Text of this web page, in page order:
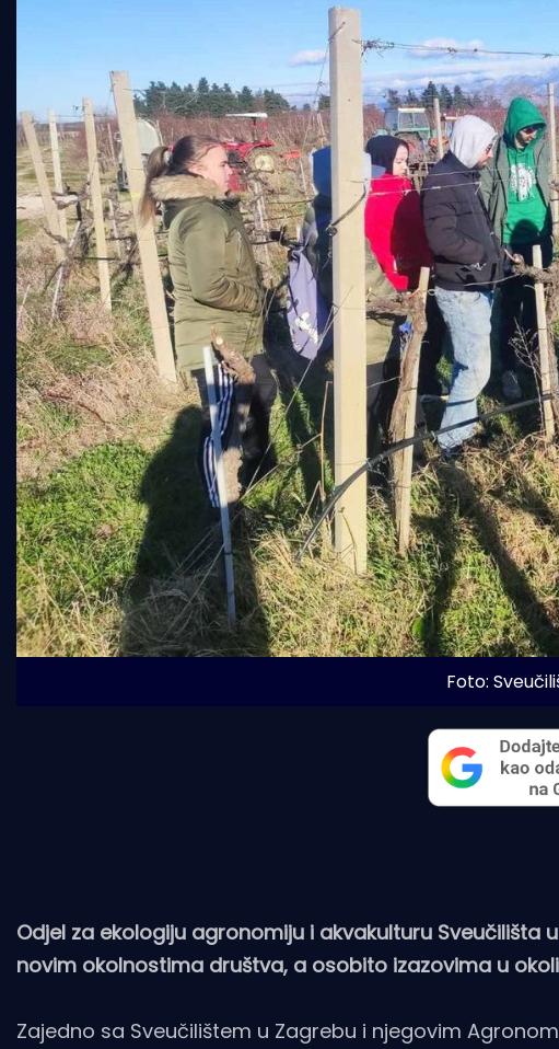
Foto:
Odjel za ekologiju agronomiju i akvakulturu
novim okolnostima društva, a osobito izazovima u
Zajedno sa Sveučilištem u Zagrebu i njegovim